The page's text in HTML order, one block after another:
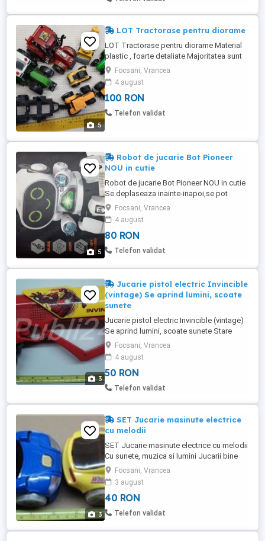
5
LOT Tractorase pentru diorame
LOT Tractorase pentru diorame Material
plastic , foarte detaliate Majoritatea sunt
noi, se pot vopsi Pentru joaca sau
constructii diorame Stare conform poze
Poze reale Pret: 100 Lei toate
Focsani, Vrancea
4 august
100 RON
Telefon validat
5
Robot de jucarie Bot Pioneer
NOU in cutie
Robot de jucarie Bot Pioneer NOU in cutie
Se deplaseaza inainte-inapoi,se pot
misca bratele. Poate dansa , miscandu-si
bratele si picioarele in ritmul muzicii. Se
aprind ochii,bratele si picioarele cu leduri
in 7 culori. Dimensiuni robot 17cm x15 cm
(inaltime x latime ) Robotul este echipat cu
Focsani, Vrancea
4 august
80 RON
Telefon validat
3
Jucarie pistol electric Invincible
(vintage) Se aprind lumini, scoate
sunete
Jucarie pistol electric Invincible (vintage)
Se aprind lumini, scoate sunete Stare
buna (mici urme de uzura), pastrat in
conditii optime pentru varsta pe care o are
Poze reale Pret: 50 Lei
Focsani, Vrancea
4 august
50 RON
Telefon validat
3
SET Jucarie masinute electrice
cu melodii
SET Jucarie masinute electrice cu melodii
Cu sunete, muzica si lumini Jucarii bine
intretinute Material: plastic Motor: electric
Poze reale Pret: 40 Lei Tel:
Focsani, Vrancea
3 august
40 RON
Telefon validat